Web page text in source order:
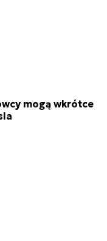
mogą wkrótce